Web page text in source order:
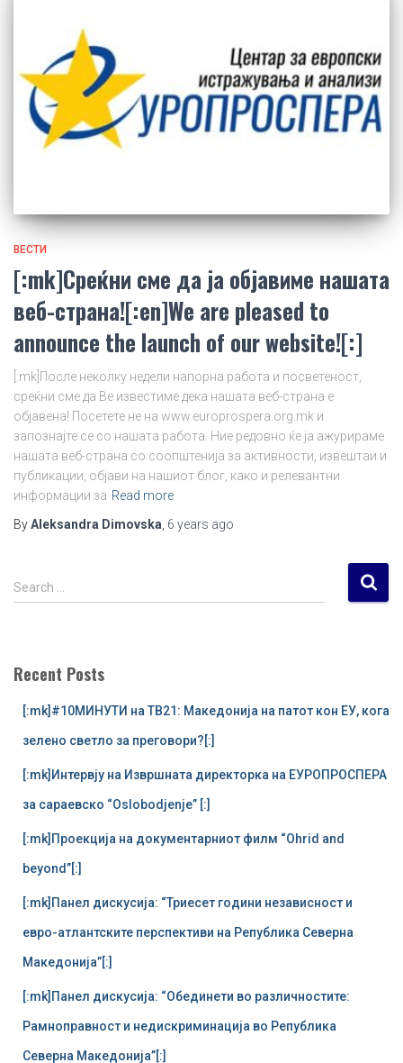
ВЕСТИ
[:mk]Среќни сме да ја објавиме нашата
веб-страна![:en]We are pleased to
announce the launch of our website![:]
[:mk]После неколку недели напорна работа и посветеност,
среќни сме да Ве известиме дека нашата веб-страна е
објавена! Посетете не на www.europrospera.org.mk и
запознајте се со нашата работа. Ние редовно ќе ја ажурираме
нашата веб-страна со соопштенија за активности, извештаи и
публикации, објави на нашиот блог, како и релевантни
информации за Read more
ByAleksandra Dimovska 6 years ago
S
e
h
Search …
Recent Posts
[:mk]#10МИНУТИ на ТВ21: Македонија на патот кон ЕУ, кога
зелено светло за преговори?[:]
[:mk]Интервју на Извршната директорка на ЕУРОПРОСПЕРА
за сараевско “Oslobodjenje” [:]
[:mk]Проекција на документарниот филм “Ohrid and
beyond”[:]
[:mk]Панел дискусија: “Триесет години независност и
евро-атлантските перспективи на Република Северна
Македонија”[:]
[:mk]Панел дискусија: “Обединети во различностите:
Рамноправност и недискриминација во Република
Северна Македонија”[:]